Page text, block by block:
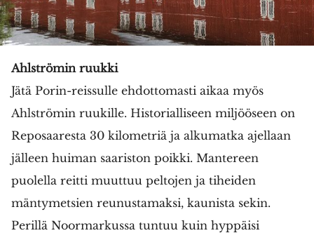
Ahlströmin ruukki
Jätä Porin-reissulle ehdottomasti aikaa myös
Ahlströmin ruukille. Historialliseen miljööseen on
Reposaaresta 30 kilometriä ja alkumatka ajellaan
jälleen huiman saariston poikki. Mantereen
puolella reitti muuttuu peltojen ja tiheiden
mäntymetsien reunustamaksi, kaunista sekin.
Perillä Noormarkussa tuntuu kuin hyppäisi